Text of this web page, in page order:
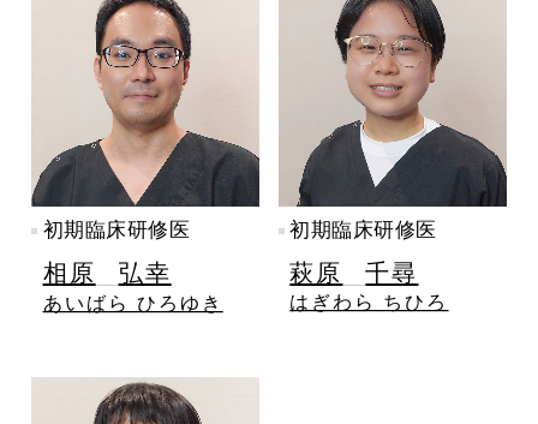
初期臨床研修医
相原 弘幸
あいばら ひろゆき
初期臨床研修医
萩原 千尋
はぎわら ちひろ